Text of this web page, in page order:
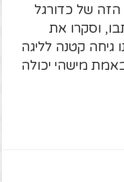
של כדורגל
וסקרו את
גיחה קטנה לליגה
מישהי יכולה